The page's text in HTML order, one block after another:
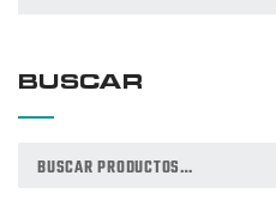
BUSCAR
Buscar